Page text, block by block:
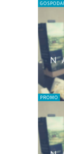
PROMO